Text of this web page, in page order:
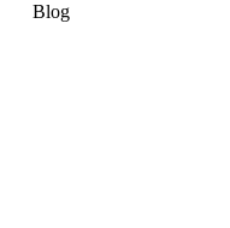
Blog